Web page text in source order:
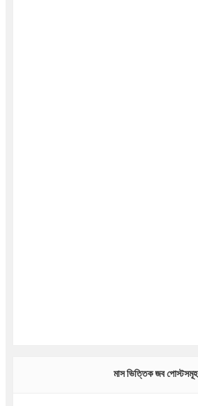
মাস ভিত্তিক জব পোস্টসমূহ